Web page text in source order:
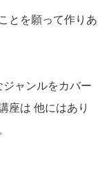
とを願って作りあ
ャンルをカバー
座は 他にはあり